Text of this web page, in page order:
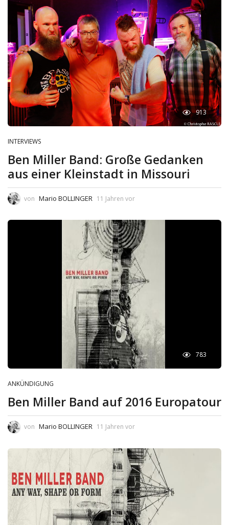
913
INTERVIEWS
Ben Miller Band: Große Gedanken
aus einer Kleinstadt in Missouri
von Mario BOLLINGER 11 Jahren vor
783
ANKÜNDIGUNG
Ben Miller Band auf 2016 Europatour
von Mario BOLLINGER 11 Jahren vor